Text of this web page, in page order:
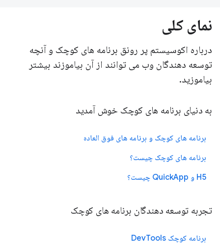
نمای کلی
درباره اکوسیستم پر رونق برنامه های کوچک و آنچه
توسعه دهندگان وب می توانند از آن بیاموزند بیشتر
بیاموزید.
به دنیای برنامه های کوچک خوش آمدید
برنامه های کوچک و برنامه های فوق العاده
برنامه های کوچک چیست؟
H5 و QuickApp چیست؟
تجربه توسعه دهندگان برنامه های کوچک
برنامه کوچک DevTools